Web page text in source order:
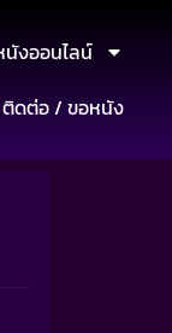
งออนไลน์
ติดต่อ / ขอหนัง